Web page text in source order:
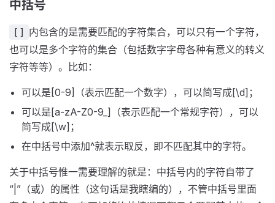
中括号
[] 内包含的是需要匹配的字符集合，可以只有一个字符，
也可以是多个字符的集合（包括数字字母各种有意义的转义
字符等等）。比如：
可以是[0-9]（表示匹配一个数字），可以简写成[\d]；
可以是[a-zA-Z0-9_]（表示匹配一个常规字符），可以
简写成[\w]；
在中括号中添加^就表示取反，即不匹配其中的字符。
关于中括号惟一需要理解的就是：中括号内的字符自带了
“|”（或）的属性（这句话是我瞎编的），不管中括号里面